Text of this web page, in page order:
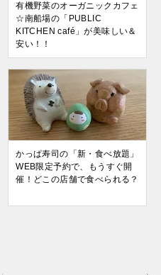
有機野菜のオーガニックカフェ
☆南船場の「PUBLIC
KITCHEN café」が美味しい＆
安い！！
かっぱ寿司の「新・食べ放題」
WEB限定予約で、もうすぐ開
催！どこの店舗で食べられる？